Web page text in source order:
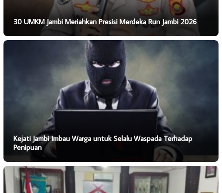
30 UMKM Jambi Meriahkan Presisi Merdeka Run Jambi 2026
Kejati Jambi Imbau Warga untuk Selalu Waspada Terhadap
Penipuan